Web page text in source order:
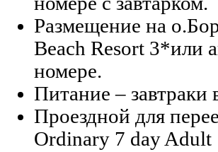
Размещение на
Beach Resort 3*или
номере.
Питание – завтраки
Проездной для
Ordinary 7 day Adult